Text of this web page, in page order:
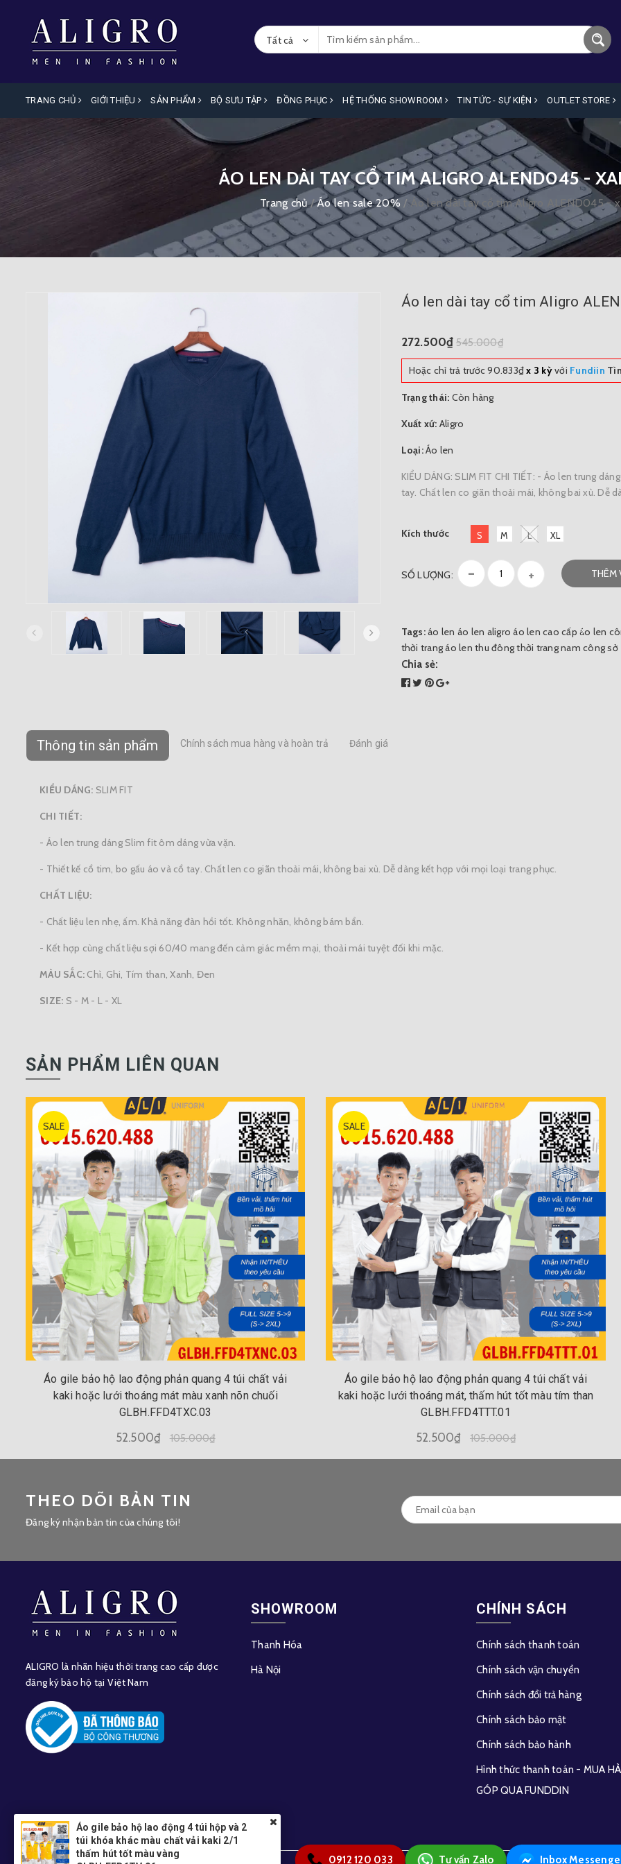
Tất cả
TRANG CHỦ GIỚI THIỆU SẢN PHẨM BỘ SƯU TẬP ĐỒNG PHỤC HỆ THỐNG SHOWROOM TIN TỨC - SỰ KIỆN OUTLET STORE
ÁO LEN DÀI TAY CỔ TIM ALIGRO ALEND045 -
Trang chủ /Áo len sale 20% / Áo len dài tay cổ tim Aligro ALEND045 -
Áo len dài tay cổ tim Aligro
272.500₫ 545.000₫
Hoặc chỉ trả trước90.833₫x 3 kỳvới Fundiin
Trạng thái: Còn hàng
Xuất xứ: Aligro
Loại:Áo len
KIỂU DÁNG: SLIM FIT CHI TIẾT: - Áo len trung
tay. Chất len co giãn thoải mái, không bai xù. Dễ
Kích thước S M L XL
SỐ LƯỢNG: - + THÊM
Tags:áo len áo len aligro áo len cao cấp áo len
thời trangáo len thu đôngthời trang nam công sở
Chia sẻ:
Thông tin sản phẩm Chính sách mua hàng và hoàn trả Đánh giá
KIỂU DÁNG: SLIM FIT
CHI TIẾT:
- Áo len trung dáng Slim fit ôm dáng vừa vặn.
- Thiết kế cổ tim, bo gấu áo và cổ tay. Chất len co giãn thoải mái, không bai xù. Dễ dàng kết hợp với mọi loại trang phục.
CHẤT LIỆU:
- Chất liệu len nhẹ, ấm. Khả năng đàn hồi tốt. Không nhăn, không bám bẩn.
- Kết hợp cùng chất liệu sợi 60/40 mang đến cảm giác mềm mại, thoải mái tuyệt đối khi mặc.
MÀU SẮC: Chì, Ghi, Tím than, Xanh, Đen
SIZE: S - M - L - XL
SẢN PHẨM LIÊN QUAN
SALE
Áo gile bảo hộ lao động phản quang 4 túi chất vải
kaki hoặc lưới thoáng mát màu xanh nõn chuối
GLBH.FFD4TXC.03
52.500₫ 105.000₫
SALE
Áo gile bảo hộ lao động phản quang 4 túi chất vải
kaki hoặc lưới thoáng mát, thấm hút tốt màu tím than
GLBH.FFD4TTT.01
52.500₫ 105.000₫
THEO DÕI BẢN TIN
Đăng ký nhận bản tin của chúng tôi!
ALIGRO là nhãn hiệu thời trang cao cấp được
đăng ký bảo hộ tại Việt Nam
SHOWROOM
Thanh Hóa
Hà Nội
CHÍNH SÁCH
Chính sách thanh toán
Chính sách vận chuyển
Chính sách đổi trả hàng
Chính sách bảo mật
Chính sách bảo hành
Hình thức thanh toán - MUA
GÓP QUA FUNDDIN
0912 120 033 Tư vấn Zalo Inbox